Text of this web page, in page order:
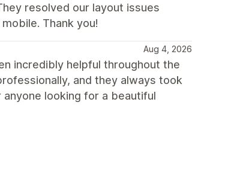
resolved our layout issues
Thank you!
Aug 4, 2026
incredibly helpful throughout the
and they always took
looking for a beautiful